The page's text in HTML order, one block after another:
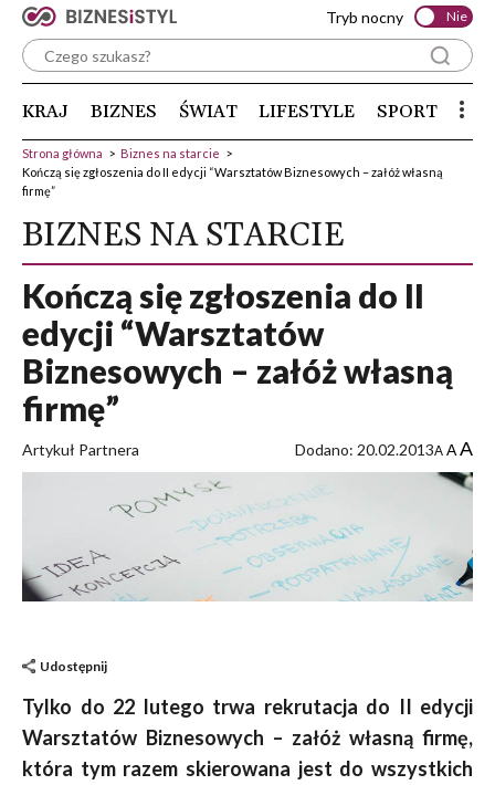
Tryb nocny Nie
KRAJ BIZNES ŚWIAT LIFESTYLE SPORT
Strona główna > Biznes na starcie >
Kończą się zgłoszenia do II edycji “Warsztatów Biznesowych – załóż własną
firmę”
BIZNES NA STARCIE
Kończą się zgłoszenia do II
edycji “Warsztatów
Biznesowych – załóż własną
firmę”
Artykuł Partnera Dodano: 20.02.2013A AA
Udostępnij
Tylko do 22 lutego trwa rekrutacja do II edycji
Warsztatów Biznesowych – załóż własną firmę,
która tym razem skierowana jest do wszystkich